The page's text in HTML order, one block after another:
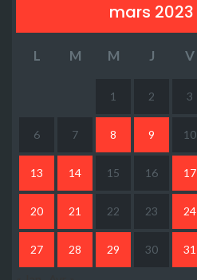
mars 2023
L M M J V
1 2 3
6 7 8 9 10
13 14 15 16 17
20 21 22 23 24
27 28 29 30 31